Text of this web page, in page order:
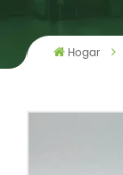
Hogar